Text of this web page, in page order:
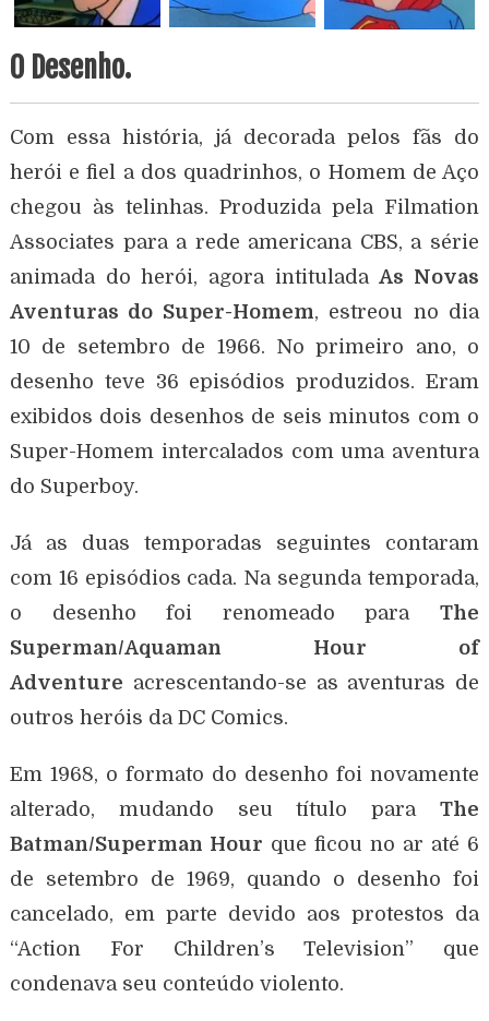
O Desenho.
Com essa história, já decorada pelos fãs do
herói e fiel a dos quadrinhos, o Homem de Aço
chegou às telinhas. Produzida pela Filmation
Associates para a rede americana CBS, a série
animada do herói, agora intituladaAs Novas
Aventuras do Super-Homem, estreou no dia
10 de setembro de 1966. No primeiro ano, o
desenho teve 36 episódios produzidos. Eram
exibidos dois desenhos de seis minutos com o
Super-Homem intercalados com uma aventura
do Superboy.
Já as duas temporadas seguintes contaram
com 16 episódios cada. Na segunda temporada,
o desenho foi renomeado paraThe
Superman/Aquaman Hour of
Adventure acrescentando-se as aventuras de
outros heróis da DC Comics.
Em 1968, o formato do desenho foi novamente
alterado, mudando seu título paraThe
Batman/Superman Hour que ficou no ar até 6
de setembro de 1969, quando o desenho foi
cancelado, em parte devido aos protestos da
“Action For Children’s Television” que
condenava seu conteúdo violento.